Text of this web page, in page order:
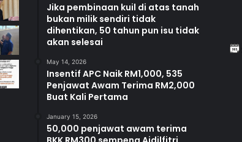
Jika pembinaan kuil di atas tanah
bukan milik sendiri tidak
dihentikan, 50 tahun pun isu tidak
akan selesai
May 14, 2026
Insentif APC Naik RM1,000, 535
Penjawat Awam Terima RM2,000
Buat Kali Pertama
January 15, 2026
50,000 penjawat awam terima